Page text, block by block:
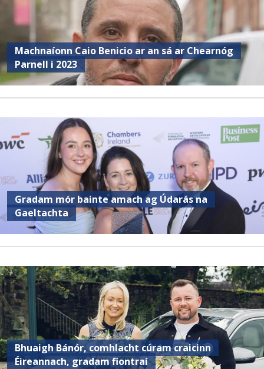
Machnaíonn Caio Benicio ar an sá ar Chearnóg
Parnell i 2023
Gradam mór bainte amach ag Údarás na
Gaeltachta
Bhuaigh Bánór, comhlacht cúram craicinn
Éireannach, gradam fiontraí